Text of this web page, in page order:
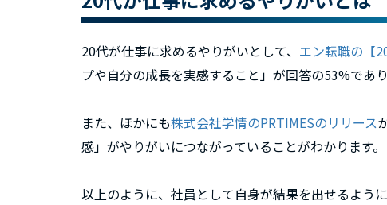
20代が仕事に求めるやりがいとして、 エン転職の【
プや自分の成⻑を実感すること」が回答の53%であ
また、ほかにも株式会社学情のPRTIMESのリリース
感」がやりがいにつながっていることがわかります。
以上のように、社員として自身が結果を出せるよう